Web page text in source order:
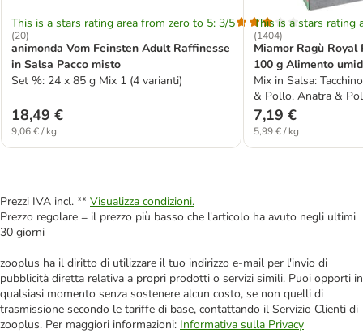
This is a stars rating area from zero to 5: 3/5
(20)
animonda Vom Feinsten Adult Raffinesse
in Salsa Pacco misto
Set %: 24 x 85 g Mix 1 (4 varianti)
18,49 €
9,06 € / kg
This is a stars rating
(1404)
Miamor Ragù Royal
100 g Alimento
Mix in Salsa:
& Pollo, Anatra &
ne
7,19 €
5,99 € / kg
Prezzi IVA incl. ** Visualizza condizioni.
Prezzo regolare = il prezzo più basso che l'articolo ha avuto negli ultimi
30 giorni
zooplus ha il diritto di utilizzare il tuo indirizzo e-mail per l'invio di
pubblicità diretta relativa a propri prodotti o servizi simili. Puoi opporti in
qualsiasi momento senza sostenere alcun costo, se non quelli di
trasmissione secondo le tariffe di base, contattando il Servizio Clienti di
zooplus. Per maggiori informazioni: Informativa sulla Privacy